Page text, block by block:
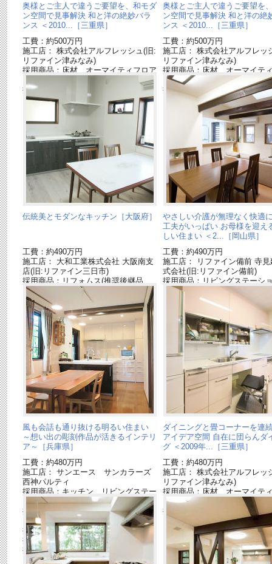
奥様とご主人で違うご要望を、和モダ
ン空間で見事解決 和と洋の絶妙バラ
ンス ＜2010...［三重県］
工費：約500万円
施工店： 株式会社アルフレッシュ(旧:
リファイン津みなみ)
採用商品：床材 オーマイティフロア
採用商品：キッチン リビングステー
ションL[終了品]
奥様とご主人で違うご要望を
ン空間で見事解決 和と洋の絶
ンス ＜2010...［三重県］
工費：約500万円
施工店： 株式会社アルフレッ
リファイン津みなみ)
採用商品：床材 オーマイテ
ー[終了品]
採用商品：壁面収納 キュビ
伝統美とモダンなキッチン［大阪府］
工費：約490万円
施工店： 大和工業株式会社 大阪南支
店(旧:リファイン三日市)
採用商品：リフォムス(推奨後継品
「Ｌクラス」)
やさしい介護が無理なく快適
工夫がいっぱい お母様を迎え
しい住まい ＜2...［岡山県］
工費：約490万円
施工店： リファイン備前 寺見
式会社(旧:リファイン備前)
採用商品：リビングステーシ
了品]
風も会話も通り抜ける明るい住まい
～想い出の彫刻作品が活きるインテリ
ア～［兵庫県］
工費：約480万円
施工店： サンエース サンカラーズ
西神パルティ
採用商品：キッチン リビングステー
ションL[終了品]
採用商品：床材 ジョイハードフロア
ー[終了品]
採用商品：内装ドア ベリティス
採用商品：LED照明 ダウンライト
採用商品：LED照明 パネルミナ
ダイニングと畳コーナーを連
アイデア空間 自在に団らんダ
グ ＜2009年...［三重県］
工費：約480万円
施工店： 株式会社アルフレッ
リファイン津みなみ)
採用商品：床材 オーマイテ
ー[終了品]
採用商品：キッチン リビン
ションL[終了品]